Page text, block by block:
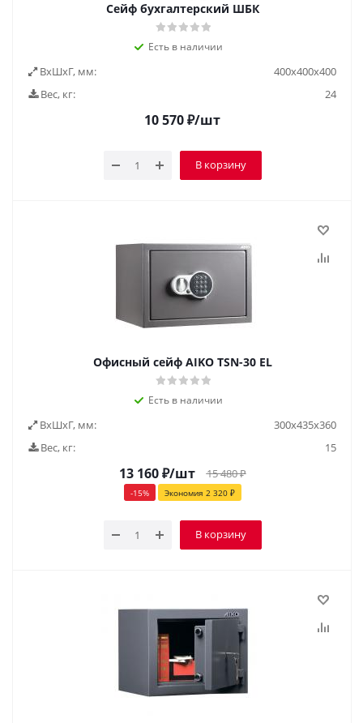
Сейф бухгалтерский ШБК
Есть в наличии
ВxШxГ, мм:
400х400х400
Вес, кг:
24
10 570₽/шт
В корзину
Офисный сейф AIKO ТSN-30 EL
Есть в наличии
ВxШxГ, мм:
300х435х360
Вес, кг:
15
13 160₽/шт 15 480₽
-15% Экономия 2 320₽
В корзину